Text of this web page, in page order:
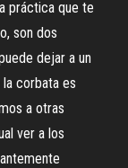
práctica que te
son dos
dejar a un
corbata es
a otras
ver a los